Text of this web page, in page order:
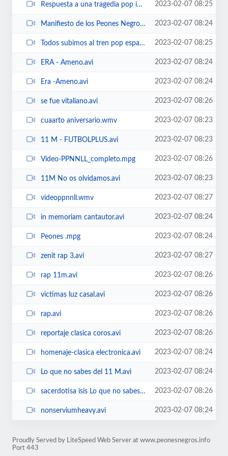
Respuesta a una tragedia pop ingles.avi 2023-02-07 08:25
Manifiesto de los Peones Negros.wmv 2023-02-07 08:24
Todos subimos al tren pop español.avi 2023-02-07 08:25
ERA - Ameno.avi 2023-02-07 08:24
Era -Ameno.avi 2023-02-07 08:24
se fue vitaliano.avi 2023-02-07 08:26
cuaarto aniversario.wmv 2023-02-07 08:23
11 M - FUTBOLPLUS.avi 2023-02-07 08:23
Video-PPNNLL_completo.mpg 2023-02-07 08:26
11M No os olvidamos.avi 2023-02-07 08:23
videoppnnll.wmv 2023-02-07 08:27
in memoriam cantautor.avi 2023-02-07 08:24
Peones .mpg 2023-02-07 08:24
zenit rap 3.avi 2023-02-07 08:27
rap 11m.avi 2023-02-07 08:26
victimas luz casal.avi 2023-02-07 08:26
rap.avi 2023-02-07 08:26
reportaje clasica coros.avi 2023-02-07 08:26
homenaje-clasica electronica.avi 2023-02-07 08:24
Lo que no sabes del 11 M.avi 2023-02-07 08:24
sacerdotisa isis Lo que no sabes del 11 M.avi 2023-02-07 08:26
nonserviumheavy.avi 2023-02-07 08:24
Proudly Served by LiteSpeed Web Server at www.peonesnegros.info
Port 443